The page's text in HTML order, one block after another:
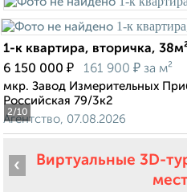
2/10
1-к квартира, вторичка,
6 150 000 ₽ 161 900 ₽ за м²
мкр. Завод Измерительных
Российская 79/3к2
Агентство, 07.08.2026
Виртуальные 3D-
‹